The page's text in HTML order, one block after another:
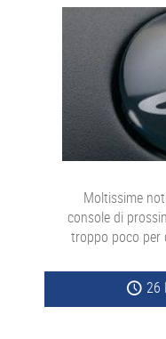
Moltissime
console di
troppo poco per
26